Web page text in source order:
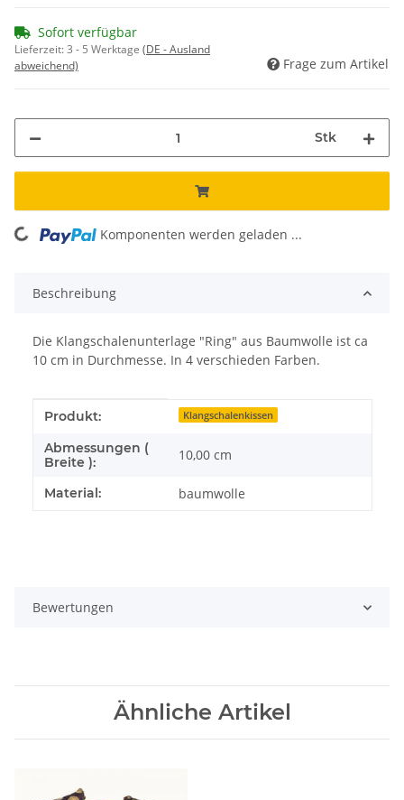
Sofort verfügbar
Lieferzeit:3 - 5 Werktage (DE - Ausland
abweichend)
Frage zum Artikel
Stk
Loading... Komponenten werden geladen ...
Beschreibung
Die Klangschalenunterlage "Ring" aus Baumwolle ist ca
10 cm in Durchmesse. In 4 verschieden Farben.
Produkteigenschaft
Wert
Produkt: Klangschalenkissen
Abmessungen (
Breite ):
10,00 cm
Material: baumwolle
Bewertungen
Ähnliche Artikel